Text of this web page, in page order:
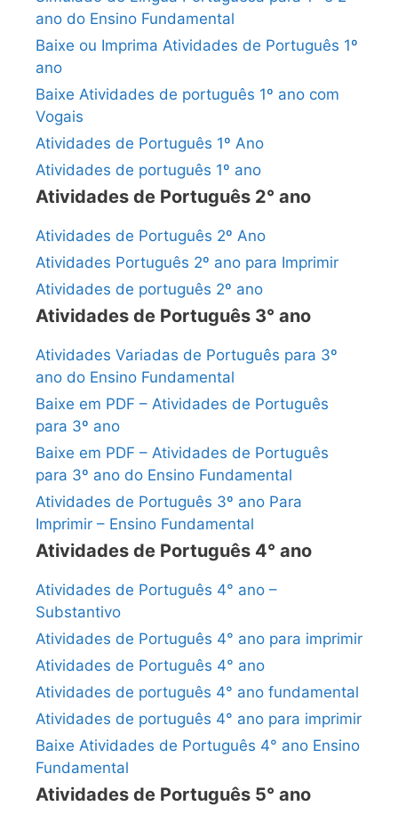
ano do Ensino Fundamental
Baixe ou Imprima Atividades de Português 1º
ano
Baixe Atividades de português 1º ano com
Vogais
Atividades de Português 1º Ano
Atividades de português 1º ano
Atividades de Português 2° ano
Atividades de Português 2º Ano
Atividades Português 2º ano para Imprimir
Atividades de português 2º ano
Atividades de Português 3° ano
Atividades Variadas de Português para 3º
ano do Ensino Fundamental
Baixe em PDF – Atividades de Português
para 3º ano
Baixe em PDF – Atividades de Português
para 3º ano do Ensino Fundamental
Atividades de Português 3º ano Para
Imprimir – Ensino Fundamental
Atividades de Português 4° ano
Atividades de Português 4° ano –
Substantivo
Atividades de Português 4° ano para imprimir
Atividades de Português 4° ano
Atividades de português 4° ano fundamental
Atividades de português 4° ano para imprimir
Baixe Atividades de Português 4° ano Ensino
Fundamental
Atividades de Português 5° ano